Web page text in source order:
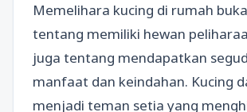
Memelihara kucing di rumah
tentang memiliki hewan
juga tentang mendapatkan
manfaat dan keindahan. Kucing
menjadi teman setia yang